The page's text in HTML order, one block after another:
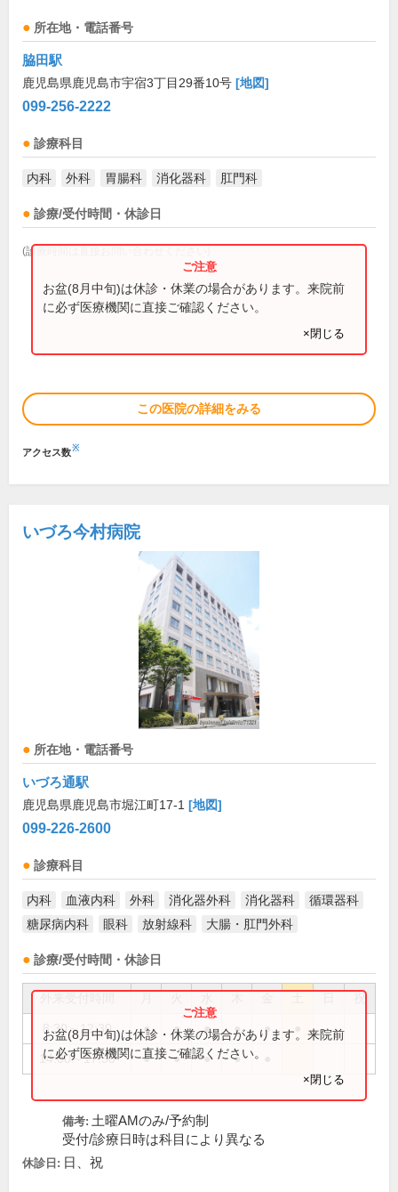
所在地・電話番号
脇田駅
鹿児島県鹿児島市宇宿3丁目29番10号 [地図]
099-256-2222
診療科目
内科 外科 胃腸科 消化器科 肛門科
診療/受付時間・休診日
(診療時間は直接お問い合わせください)
お盆(8月中旬)は休診・休業の場合があります。来院前
に必ず医療機関に直接ご確認ください。
×閉じる
この医院の詳細をみる
アクセス数※
いづろ今村病院
所在地・電話番号
いづろ通駅
鹿児島県鹿児島市堀江町17-1 [地図]
099-226-2600
診療科目
内科 血液内科 外科 消化器外科 消化器科
循環器科
糖尿病内科
眼科 放射線科 大腸・肛門外科
診療/受付時間・休診日
祝
8:30～12:30 ● ● ● ● ●
14:00～17:30 ● ● ● ●
お盆(8月中旬)は休診・休業の場合があります。来院前
に必ず医療機関に直接ご確認ください。
×閉じる
備考: 土曜AMのみ/予約制
受付/診療日時は科目により異なる
休診日: 日、祝